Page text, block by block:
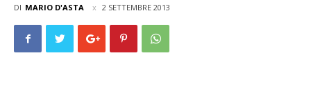
DI MARIO D'ASTA 2 SETTEMBRE 2013